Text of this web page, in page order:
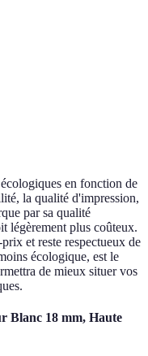
en fonction de
la qualité d'impression,
par sa qualité
légèrement plus coûteux.
et reste respectueux de
écologique, est le
de mieux situer vos
Blanc 18 mm, Haute